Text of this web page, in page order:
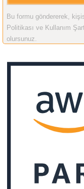
Bu formu göndererek,
Politikası ve Kullanım
olursunuz.